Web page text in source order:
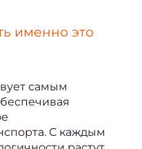
именно это
самым
С каждым